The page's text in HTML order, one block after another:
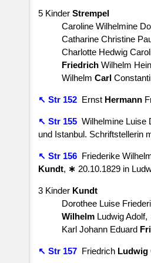
5 Kinder Strempel
Caroline Wilhelmine
Catharine Christine
Charlotte Hedwig
Friedrich Wilhelm
Wilhelm Carl
↖ Str 152 Ernst Hermann
↖ Str 155 Wilhelmine Luise
und Istanbul. Schriftstellerin
↖ Str 156 Friederike
Kundt, ∗ 20.10.1829 in
3 Kinder Kundt
Dorothee Luise
Wilhelm Ludwig Adolf,
Karl Johann Eduard
↖ Str 157 Friedrich Ludwig